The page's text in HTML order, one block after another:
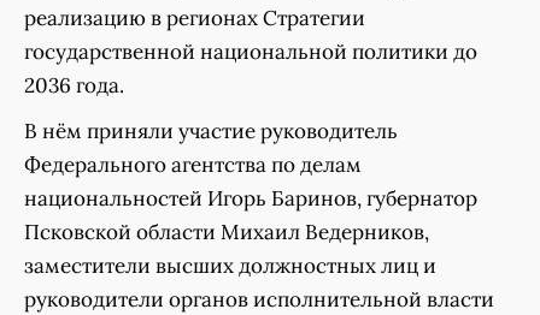
реализацию в регионах Стратегии
государственной национальной политики до
2036 года.
В нём приняли участие руководитель
Федерального агентства по делам
национальностей Игорь Баринов, губернатор
Псковской области Михаил Ведерников,
заместители высших должностных лиц и
руководители органов исполнительной власти